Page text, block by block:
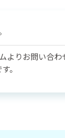
りお問い合わ
。